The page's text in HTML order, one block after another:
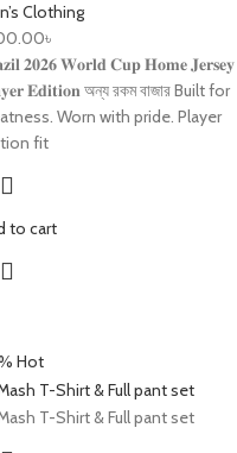
Clothing
৳
𝟐𝟎𝟐𝟔 𝐖𝐨𝐫𝐥𝐝 𝐂𝐮𝐩 𝐇𝐨𝐦𝐞 𝐉𝐞𝐫𝐬𝐞𝐲
𝐄𝐝𝐢𝐭𝐢𝐨𝐧 অন্য রকম বাজার Built for
Worn with pride. Player
fit
to cart
Hot